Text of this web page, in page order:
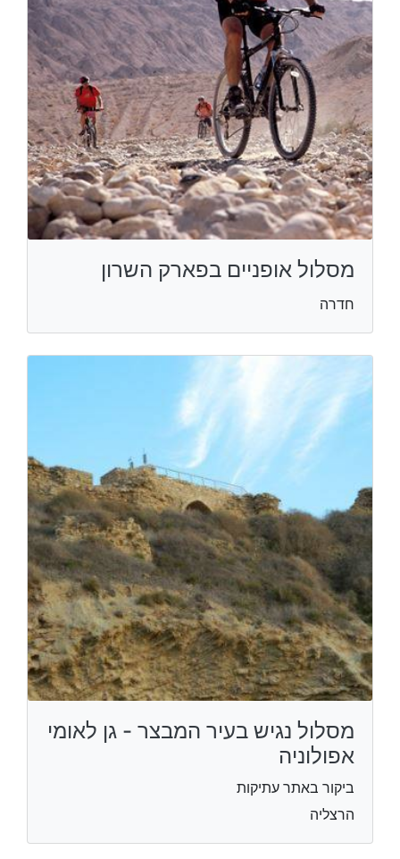
מסלול אופניים בפארק השרון
חדרה
מסלול נגיש בעיר המבצר - גן לאומי
אפולוניה
ביקור באתר עתיקות
הרצליה